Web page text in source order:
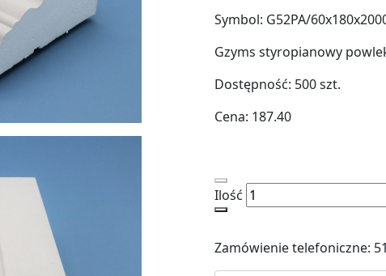
Symbol: G52PA/
Gzyms styropianowy
Dostępność: 500szt.
Cena: 187.40
Ilość
Zamówienie telefoniczne: